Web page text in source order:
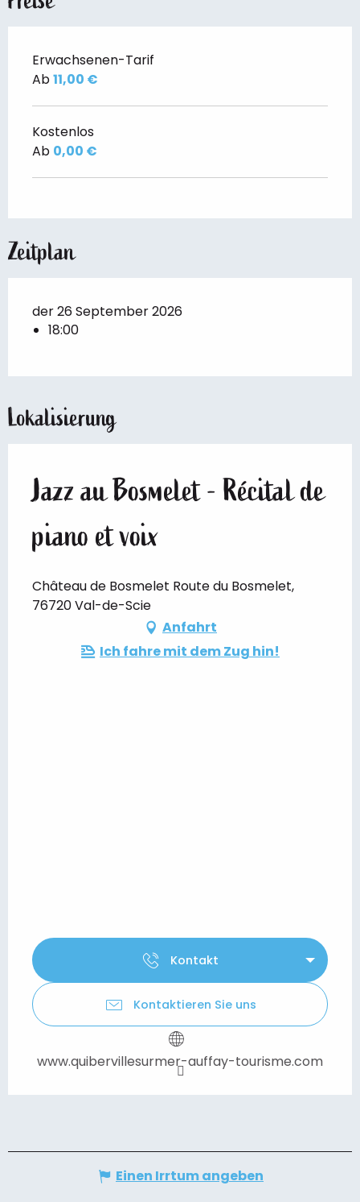
Erwachsenen-Tarif
Ab11,00 €
Kostenlos
Ab 0,00 €
Zeitplan
der 26 September 2026
18:00
Lokalisierung
Jazz au Bosmelet - Récital de
piano et voix
Château de Bosmelet Route du Bosmelet,
76720 Val-de-Scie
Anfahrt
Ich fahre mit dem Zug hin!
Kontakt
Kontaktieren Sie uns
www.quibervillesurmer-auffay-tourisme.com
Einen Irrtum angeben